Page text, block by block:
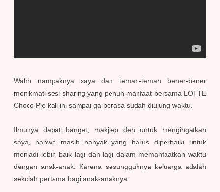
Wahh nampaknya saya dan teman-teman bener-bener
menikmati sesi sharing yang penuh manfaat bersama LOTTE
Choco Pie kali ini sampai ga berasa sudah diujung waktu.
Ilmunya dapat banget, makjleb deh untuk mengingatkan
saya, bahwa masih banyak yang harus diperbaiki untuk
menjadi lebih baik lagi dan lagi dalam memanfaatkan waktu
dengan anak-anak. Karena sesungguhnya keluarga adalah
sekolah pertama bagi anak-anaknya.